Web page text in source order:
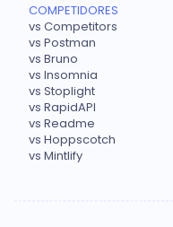
COMPETIDORES
vs Competitors
vs Postman
vs Bruno
vs Insomnia
vs Stoplight
vs RapidAPI
vs Readme
vs Hoppscotch
vs Mintlify